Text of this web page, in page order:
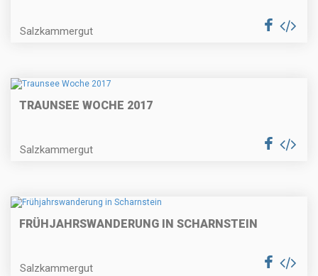
Salzkammergut
TRAUNSEE WOCHE 2017
Salzkammergut
FRÜHJAHRSWANDERUNG IN SCHARNSTEIN
Salzkammergut